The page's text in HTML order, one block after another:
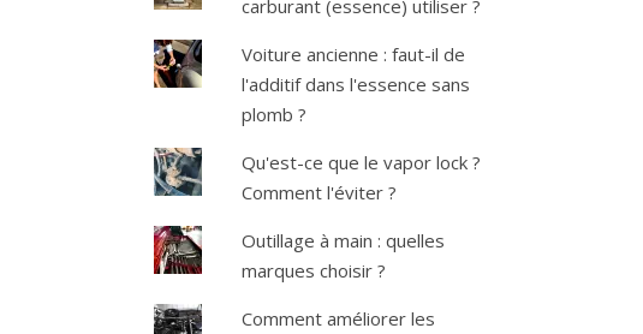
carburant (essence) utiliser ?
Voiture ancienne : faut-il de
l'additif dans l'essence sans
plomb ?
Qu'est-ce que le vapor lock ?
Comment l'éviter ?
Outillage à main : quelles
marques choisir ?
Comment améliorer les